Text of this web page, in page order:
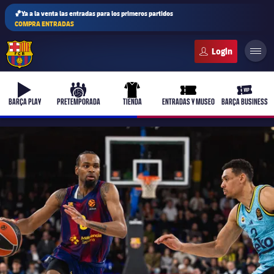
🏀Ya a la venta las entradas para los primeros partidos
COMPRA ENTRADAS
b-play
BARÇA PLAY
culers-ball
PRETEMPORADA
uniform
TIENDA
ticket-full
ENTRADAS Y MUSEO
ticket-
BARÇA BUSINESS